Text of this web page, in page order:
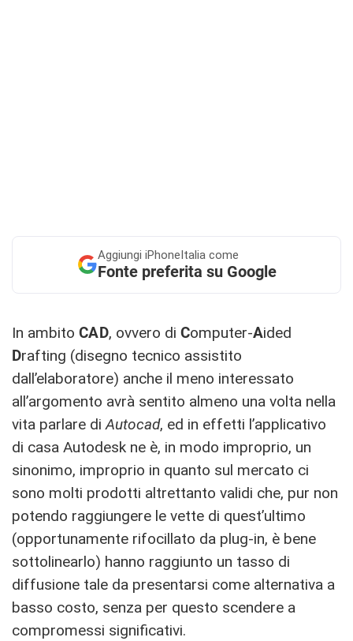
Aggiungi iPhoneItalia come
Fonte preferita su Google
In ambito CAD, ovvero di Computer-Aided
Drafting (disegno tecnico assistito
dall’elaboratore) anche il meno interessato
all’argomento avrà sentito almeno una volta nella
vita parlare di Autocad, ed in effetti l’applicativo
di casa Autodesk ne è, in modo improprio, un
sinonimo, improprio in quanto sul mercato ci
sono molti prodotti altrettanto validi che, pur non
potendo raggiungere le vette di quest’ultimo
(opportunamente rifocillato da plug-in, è bene
sottolinearlo) hanno raggiunto un tasso di
diffusione tale da presentarsi come alternativa a
basso costo, senza per questo scendere a
compromessi significativi.